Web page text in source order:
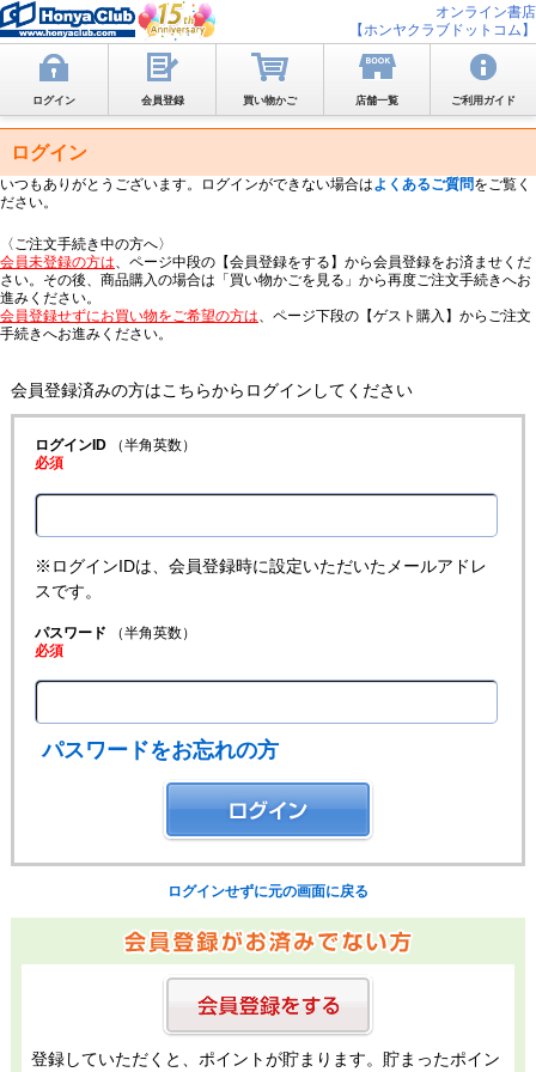
オンライン書店
【ホンヤクラブドットコム】
ログイン 会員登録 買い物かご 店舗一覧 ご利用ガイド
ログイン
いつもありがとうございます。ログインができない場合はよくあるご質問をご覧く
ださい。
〈ご注文手続き中の方へ〉
会員未登録の方は、ページ中段の【会員登録をする】から会員登録をお済ませくだ
さい。その後、商品購入の場合は「買い物かごを見る」から再度ご注文手続きへお
進みください。
会員登録せずにお買い物をご希望の方は、ページ下段の【ゲスト購入】からご注文
手続きへお進みください。
会員登録済みの方はこちらからログインしてください
ログインID（半角英数）
必須
※ログインIDは、会員登録時に設定いただいたメールアドレ
スです。
パスワード （半角英数）
必須
パスワードをお忘れの方
ログインせずに元の画面に戻る
登録していただくと、ポイントが貯まります。貯まったポイン